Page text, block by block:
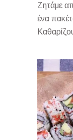
Ζητάμε
ένα